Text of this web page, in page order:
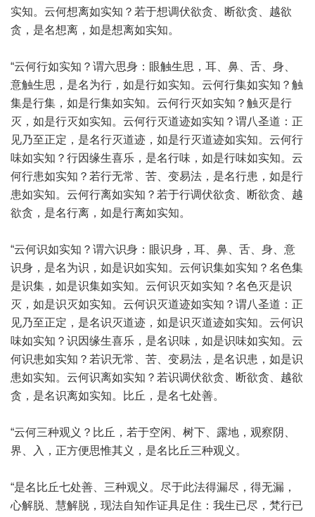
实知。云何想离如实知？若于想调伏欲贪、断欲贪、越欲
贪，是名想离，如是想离如实知。
“云何行如实知？谓六思身：眼触生思，耳、鼻、舌、身、
意触生思，是名为行，如是行如实知。云何行集如实知？触
集是行集，如是行集如实知。云何行灭如实知？触灭是行
灭，如是行灭如实知。云何行灭道迹如实知？谓八圣道：正
见乃至正定，是名行灭道迹，如是行灭道迹如实知。云何行
味如实知？行因缘生喜乐，是名行味，如是行味如实知。云
何行患如实知？若行无常、苦、变易法，是名行患，如是行
患如实知。云何行离如实知？若于行调伏欲贪、断欲贪、越
欲贪，是名行离，如是行离如实知。
“云何识如实知？谓六识身：眼识身，耳、鼻、舌、身、意
识身，是名为识，如是识如实知。云何识集如实知？名色集
是识集，如是识集如实知。云何识灭如实知？名色灭是识
灭，如是识灭如实知。云何识灭道迹如实知？谓八圣道：正
见乃至正定，是名识灭道迹，如是识灭道迹如实知。云何识
味如实知？识因缘生喜乐，是名识味，如是识味如实知。云
何识患如实知？若识无常、苦、变易法，是名识患，如是识
患如实知。云何识离如实知？若识调伏欲贪、断欲贪、越欲
贪，是名识离如实知。比丘，是名七处善。
“云何三种观义？比丘，若于空闲、树下、露地，观察阴、
界、入，正方便思惟其义，是名比丘三种观义。
“是名比丘七处善、三种观义。尽于此法得漏尽，得无漏，
心解脱、慧解脱，现法自知作证具足住：我生已尽，梵行已